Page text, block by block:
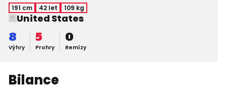
191 cm 42 let 109 kg
United States
Výhry
8
Prohry
5
Remízy
0
Bilance